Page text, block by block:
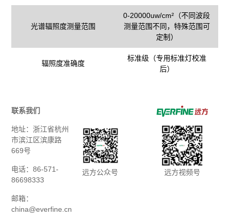
光谱辐照度测量范围
0-20000uw/cm²（不同波段
测量范围不同，特殊范围可
定制）
辐照度准确度
标准级（专用标准灯校准
后）
联系我们
地址：浙江省杭州
市滨江区滨康路
669号
电话：86-571-
86698333
邮箱：
china@everfine.cn
远方公众号 远方视频号